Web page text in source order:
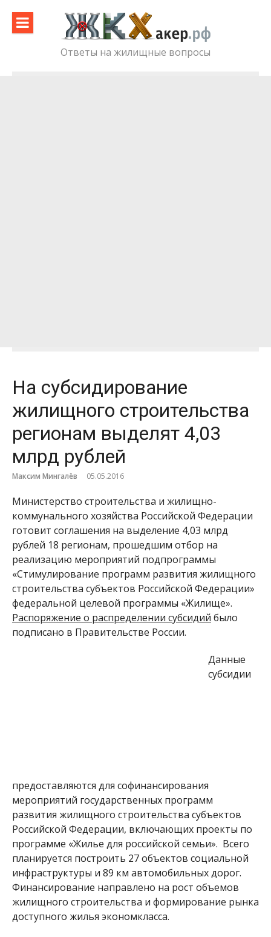
content
Ответы на жилищные вопросы
На субсидирование
жилищного строительства
регионам выделят 4,03
млрд рублей
Максим Мингалёв 05.05.2016
Министерство строительства и жилищно-
коммунального хозяйства Российской Федерации
готовит соглашения на выделение 4,03 млрд
рублей 18 регионам, прошедшим отбор на
реализацию мероприятий подпрограммы
«Стимулирование программ развития жилищного
строительства субъектов Российской Федерации»
федеральной целевой программы «Жилище».
Распоряжение о распределении субсидий было
подписано в Правительстве России.
Данные
субсидии
предоставляются для софинансирования
мероприятий государственных программ
развития жилищного строительства субъектов
Российской Федерации, включающих проекты по
программе «Жилье для российской семьи». Всего
планируется построить 27 объектов социальной
инфраструктуры и 89 км автомобильных дорог.
Финансирование направлено на рост объемов
жилищного строительства и формирование рынка
доступного жилья экономкласса.